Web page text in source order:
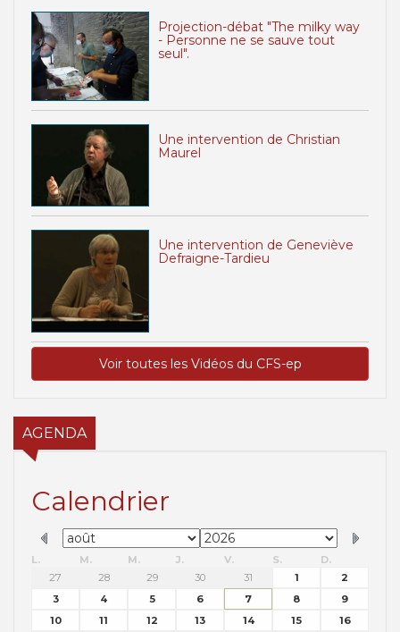
Projection-débat "The milky way
- Personne ne se sauve tout
seul".
Une intervention de Christian
Maurel
Une intervention de Geneviève
Defraigne-Tardieu
Voir toutes les Vidéos du CFS-ep
AGENDA
Calendrier
L. M. M. J. V. S.
D.
27
28 29 30 31 1
2
3
4 5 6 7 8
9
10
11 12 13 14 15
16